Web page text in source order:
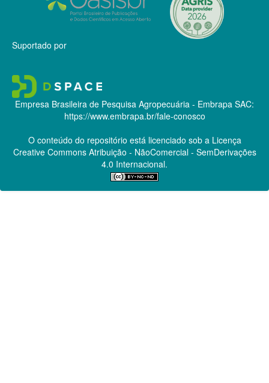
Suportado por
Empresa Brasileira de Pesquisa Agropecuária - Embrapa SAC:
https://www.embrapa.br/fale-conosco
O conteúdo do repositório está licenciado sob a Licença
Creative CommonsAtribuição - NãoComercial - SemDerivações
4.0 Internacional.